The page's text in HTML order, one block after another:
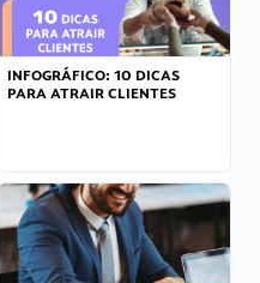
INFOGRÁFICO: 10 DICAS
PARA ATRAIR CLIENTES